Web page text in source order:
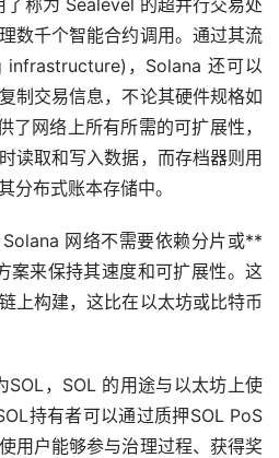
数千个智能合约调用。通过其流
infrastructure)，Solana 还可以
制交易信息，不论其硬件规格如
网络上所有所需的可扩展性，
读取和写入数据，而存档器则用
分布式账本存储中。
网络不需要依赖分片或**
案来保持其速度和可扩展性。这
上构建，这比在以太坊或比特币
SOL，SOL 的用途与以太坊上使
持有者可以通过质押SOL PoS
用户能够参与治理过程、获得奖